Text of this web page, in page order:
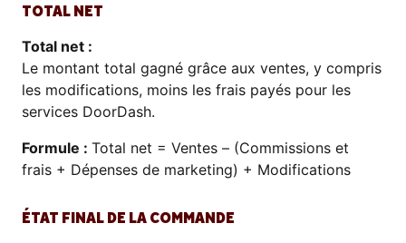
TOTAL NET
Total net :
Le montant total gagné grâce aux ventes, y compris
les modifications, moins les frais payés pour les
services DoorDash.
Formule : Total net = Ventes – (Commissions et
frais + Dépenses de marketing) + Modifications
ÉTAT FINAL DE LA COMMANDE